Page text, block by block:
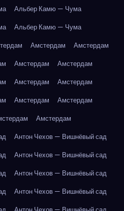
Альбер Камю — Чума
Альбер Камю — Чума
Амстердам
Амстердам
Амстердам
Амстердам
Амстердам
Амстердам
Амстердам
Амстердам
Амстердам
Антон Чехов — Вишнёвый сад
Антон Чехов — Вишнёвый сад
Антон Чехов — Вишнёвый сад
Антон Чехов — Вишнёвый сад